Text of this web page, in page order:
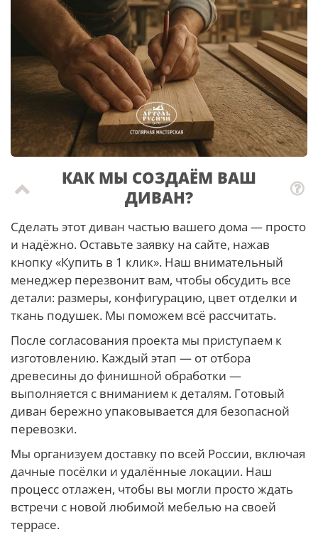
КАК МЫ СОЗДАЁМ ВАШ
ДИВАН?
Сделать этот диван частью вашего дома — просто
и надёжно. Оставьте заявку на сайте, нажав
кнопку «Купить в 1 клик». Наш внимательный
менеджер перезвонит вам, чтобы обсудить все
детали: размеры, конфигурацию, цвет отделки и
ткань подушек. Мы поможем всё рассчитать.
После согласования проекта мы приступаем к
изготовлению. Каждый этап — от отбора
древесины до финишной обработки —
выполняется с вниманием к деталям. Готовый
диван бережно упаковывается для безопасной
перевозки.
Мы организуем доставку по всей России, включая
дачные посёлки и удалённые локации. Наш
процесс отлажен, чтобы вы могли просто ждать
встречи с новой любимой мебелью на своей
террасе.